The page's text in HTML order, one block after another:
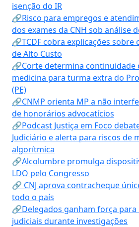
isenção do IR
🔗Risco para empregos e
dos exames da CNH sob análise
🔗TCDF cobra explicações sobre
de Alto Custo
🔗Corte determina continuidade
medicina para turma extra do
(PE)
🔗CNMP orienta MP a não
de honorários advocatícios
🔗Podcast Justiça em Foco
Judiciário e alerta para riscos de
algorítmica
🔗Alcolumbre promulga
LDO pelo Congresso
🔗 CNJ aprova contracheque
todo o país
🔗Delegados ganham força
judiciais durante investigações